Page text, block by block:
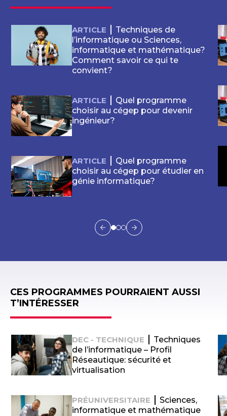
ARTICLE
Techniques de
l’informatique ou Sciences,
informatique et mathématique?
Comment savoir ce qui te
convient?
ARTICLE
Quel programme
choisir au cégep pour devenir
ingénieur?
ARTICLE
Quel programme
choisir au cégep pour étudier en
génie informatique?
CES PROGRAMMES POURRAIENT AUSSI
T’INTÉRESSER
DEC - TECHNIQUE
Techniques
de l’informatique – Profil
Réseautique: sécurité et
virtualisation
PRÉUNIVERSITAIRE
Sciences,
informatique et mathématique